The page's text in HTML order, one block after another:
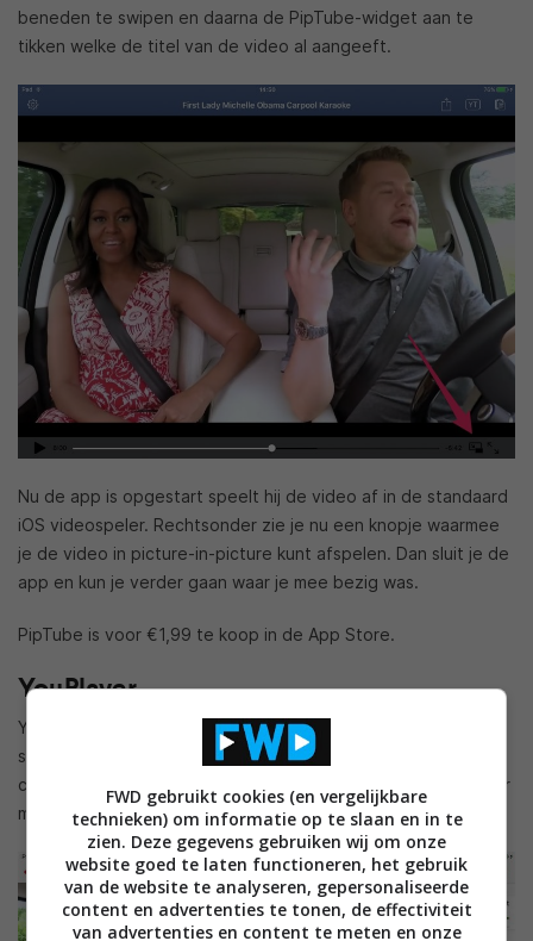
beneden te swipen en daarna de PipTube-widget aan te
tikken welke de titel van de video al aangeeft.
Nu de app is opgestart speelt hij de video af in de standaard
iOS videospeler. Rechtsonder zie je nu een knopje waarmee
je de video in picture-in-picture kunt afspelen. Dan sluit je de
app en kun je verder gaan waar je mee bezig was.
PipTube is voor €1,99 te koop in de App Store.
YouPlayer
YouPlayer gooit het over een hele andere boeg en is niet
speciaal gemaakt voor de PiP-feature. YouPlayer is een
complete YouTube app en dient dan niet alleen als PiP-player
maar ook als een alternatief voor de officiële app.
FWD gebruikt cookies (en vergelijkbare
technieken) om informatie op te slaan en in te
zien. Deze gegevens gebruiken wij om onze
website goed te laten functioneren, het gebruik
van de website te analyseren, gepersonaliseerde
content en advertenties te tonen, de effectiviteit
van advertenties en content te meten en onze